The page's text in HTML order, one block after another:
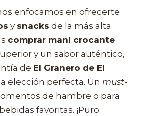
enfocamos en ofrecerte
y snacks de la más alta
comprar maní crocante
y un sabor auténtico,
de El Granero de El
elección perfecta. Un must-
de hambre o para
favoritas. ¡Puro